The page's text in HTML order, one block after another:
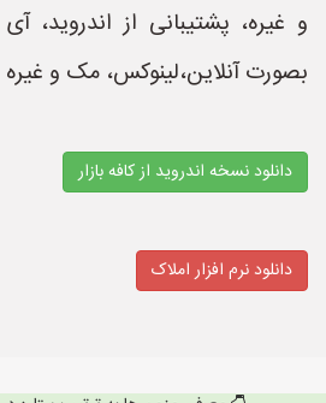
و غیره، پشتیبانی از اندروید،
بصورت آنلاین،لینوکس، مک و غیره
دانلود نسخه اندروید از کافه بازار
دانلود نرم افزار املاک